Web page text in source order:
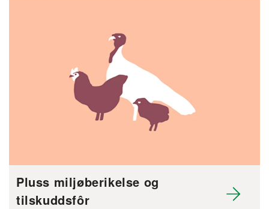
Pluss miljøberikelse og
tilskuddsfôr